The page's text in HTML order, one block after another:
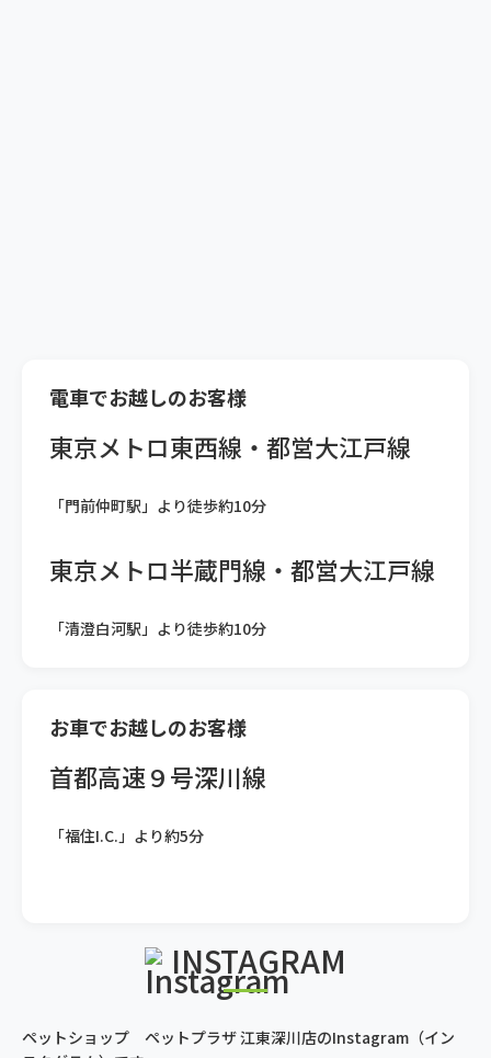
電車でお越しのお客様
東京メトロ東西線・都営大江戸線
「門前仲町駅」より徒歩約10分
東京メトロ半蔵門線・都営大江戸線
「清澄白河駅」より徒歩約10分
お車でお越しのお客様
首都高速９号深川線
「福住I.C.」より約5分
INSTAGRAM
ペットショップ ペットプラザ 江東深川店のInstagram（イン